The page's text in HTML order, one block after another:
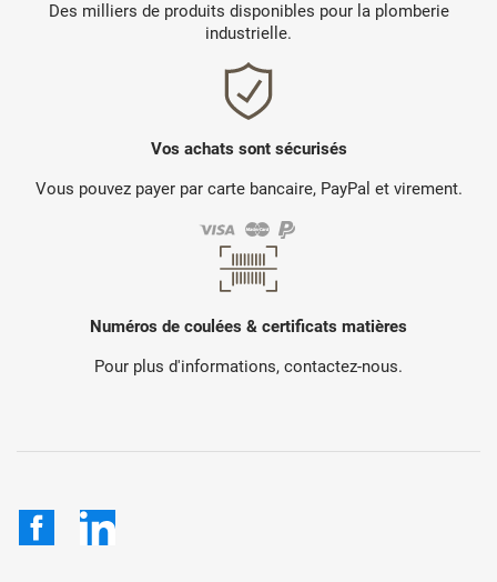
Des milliers de produits disponibles pour la plomberie
industrielle.
Vos achats sont sécurisés
Vous pouvez payer par carte bancaire, PayPal et virement.
Numéros de coulées & certificats matières
Pour plus d'informations, contactez-nous.
FacebookLinkedIn